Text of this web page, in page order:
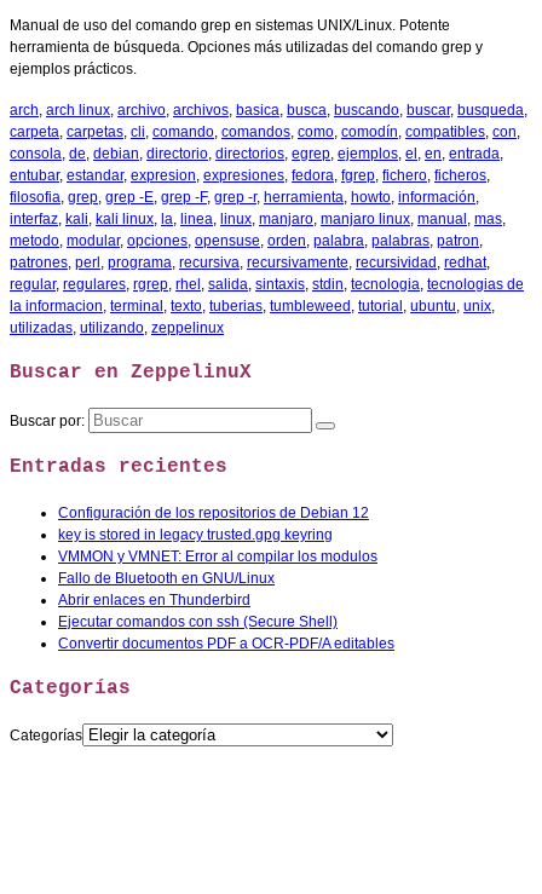
Manual de uso del comando grep en sistemas UNIX/Linux. Potente
herramienta de búsqueda. Opciones más utilizadas del comando grep y
ejemplos prácticos.
arch, arch linux, archivo, archivos, basica, busca, buscando, buscar, busqueda,
carpeta, carpetas, cli, comando, comandos, como, comodín, compatibles, con,
consola, de, debian, directorio, directorios, egrep, ejemplos, el , en, entrada,
entubar, estandar, expresion, expresiones, fedora, fgrep, fichero, ficheros,
filosofia, grep, grep -E, grep -F, grep -r, herramienta, howto, información,
interfaz, kali, kali linux, la, linea, linux, manjaro, manjaro linux, manual , mas,
metodo, modular, opciones, opensuse, orden, palabra, palabras, patron,
patrones, perl , programa, recursiva, recursivamente, recursividad , redhat,
regular, regulares, rgrep, rhel , salida, sintaxis, stdin, tecnologia, tecnologias de
la informacion, terminal , texto, tuberias, tumbleweed , tutorial , ubuntu, unix,
utilizadas, utilizando, zeppelinux
Buscar en ZeppelinuX
Buscar por:
Entradas recientes
Configuración de los repositorios de Debian 12
key is stored in legacy trusted.gpg keyring
VMMON y VMNET: Error al compilar los modulos
Fallo de Bluetooth en GNU/Linux
Abrir enlaces en Thunderbird
Ejecutar comandos con ssh (Secure Shell)
Convertir documentos PDF a OCR-PDF/A editables
Categorías
Categorías